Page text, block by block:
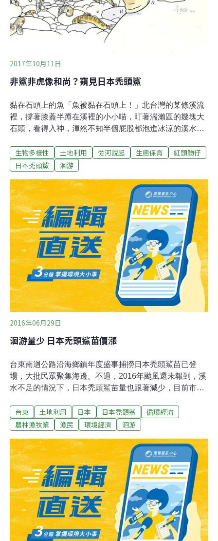
「還真是一看就懂。」智怪接過那塊石頭，放
2017年10月11日
非鯊非虎像和尚？窺見日本禿頭鯊
黏在石頭上的魚「魚被黏在石頭上！」北台灣的某條溪流
裡，撐著膝蓋半蹲在溪裡的小小喵，盯著湍瀨區的幾塊大
石頭，看得入神，渾然不知半個屁股都泡進冰涼的溪水裡
小小喵的爸說。「嗄？溪裡有鯊魚？」「其實牠們不是真
的鯊魚，是一種鰕虎。」男人拿了一個小撈網，用手把石
是有個吸盤？」「有耶！真的會吸嗎？」「會！ 牠們的腹
鰭在胸部，長成吸盤的形狀，真的有吸盤的功能。這類的
魚都叫鰕虎，牠們就是這樣暫時吸在游不上去的石頭上，
然後扭動身體慢慢往上，或者等待水流比較大的時機用力
衝上去。」「為什麼要一直往上游？」逆流的生命史「牠
們要找到一塊適合的地方，作為牠們的『秘密基地』，在
大石頭下挖 地穴築巢，產卵生小孩。你看，這裡大部分都
是小石頭，所以牠們要往上找。」「愈往上去，溪水不是
愈急嗎？小魚一孵出來就要用力吸在石頭上？ 感
生物多樣性 土地利用 從河說起 生態保育
紅頭魩仔
日本禿頭鯊
洄游
2016年06月29日
洄游量少 日本禿頭鯊苗價漲
台東南迴公路沿海鄉鎮年度盛事捕撈日本禿頭鯊苗已登
場，大批民眾聚集海邊。不過，2016年颱風還未報到，溪
水不足的情況下，日本禿頭鯊苗量也跟著減少，目前市售
苗不來，幾乎無苗可撈」漁民劉守治表示，溪水量大小影
響日本禿頭鯊苗洄游上岸，現在都快7月了，颱風又沒
多，1天能抓個2、3斤就不錯。每年5月開始，是南迴沿線
民眾捕撈日本禿頭鯊的季節，尤其颱風過後、溪水暴漲
時，日本禿頭鯊苗洄游大發生，民眾1個晚上捕撈個10幾
斤都沒問題，對補貼家用很有幫助。目前由於日本禿頭鯊
苗量少，1台斤白色透明魚苗價格已從300元漲到500元，
灰色魚苗也從250元漲到350元，仍是供不應求；海產餐廳
業者古明杰說：「日本禿頭鯊苗很多人愛吃，貨源一到，
馬上就被買光」。
台東 土地利用 日本 日本禿頭鯊
循環經濟
農林漁牧業
漁民 環境經濟 洄游